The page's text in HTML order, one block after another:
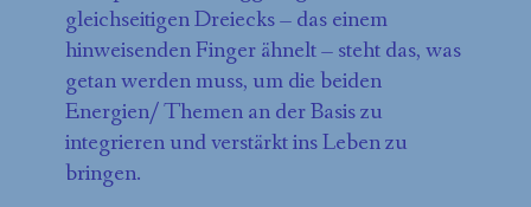
gleichseitigen Dreiecks – das einem
hinweisenden Finger ähnelt – steht das, was
getan werden muss, um die beiden
Energien/ Themen an der Basis zu
integrieren und verstärkt ins Leben zu
bringen.